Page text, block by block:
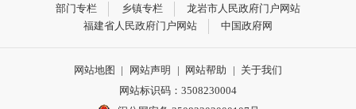
部门专栏 乡镇专栏
龙岩市人民政府门户网站
福建省人民政府门户网站
中国政府网
网站地图 | 网站声明 | 网站帮助 | 关于我们
网站标识码：3508230004